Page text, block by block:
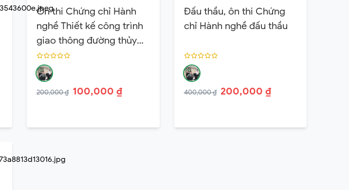
Ôn thi Chứng chỉ Hành
nghề Thiết kế công trình
giao thông đường thủy
nội địa, hàng hải
200,000 ₫ 100,000 ₫
Đấu thầu, ôn thi Chứng
chỉ Hành nghề đấu thầu
400,000 ₫ 200,000 ₫